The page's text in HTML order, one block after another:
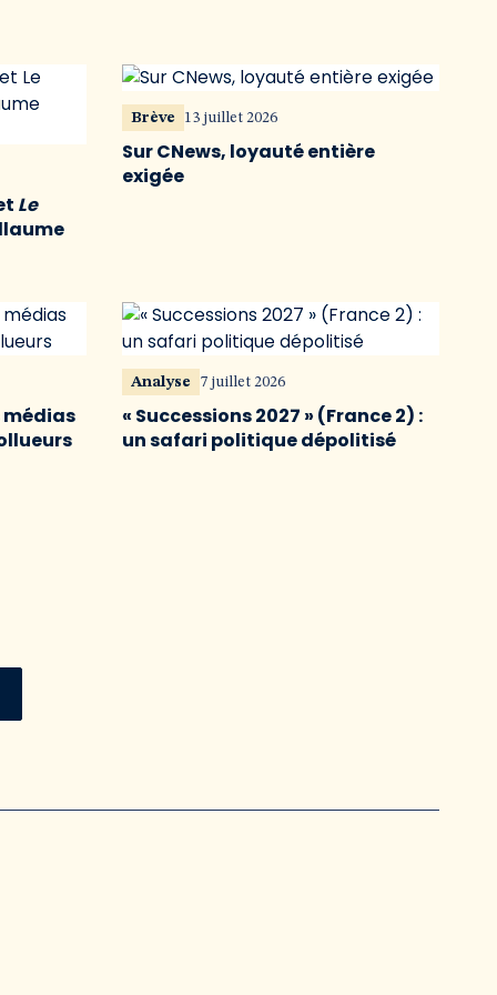
Le
Brève 13 juillet 2026
Sur CNews, loyauté entière
exigée
médias
Analyse 7 juillet 2026
« Successions 2027 » (France 2) :
un safari politique dépolitisé